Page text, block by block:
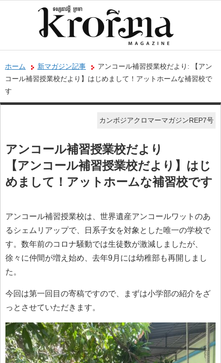
ホーム 新マガジン記事
アンコール補習授業校だより: 【アン
コール補習授業校だより】はじめまして！アットホームな補習校で
す
カンボジアクロマーマガジンREP7号
アンコール補習授業校だより
【アンコール補習授業校だより】はじ
めまして！アットホームな補習校です
アンコール補習授業校は、世界遺産アンコールワットのあ
るシェムリアップで、日系子女を対象とした唯一の学校で
す。数年前のコロナ騒動では生徒数が激減しましたが、
徐々に仲間が増え始め、去年9月には幼稚部も再開しまし
た。
今回は第一回目の寄稿ですので、まずは小学部の紹介をざ
っとさせていただきます。